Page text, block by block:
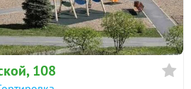
108